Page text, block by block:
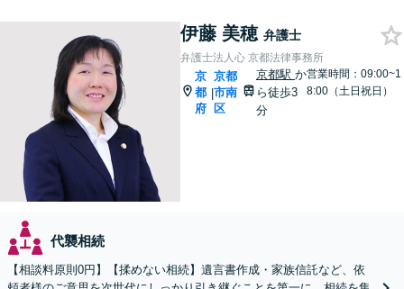
伊藤 美穂 弁護士
弁護士法人心 京都法律事務所
京
都
府
|
京都
市南
区
京都駅か
ら徒歩3
分
営業時間：09:00~1
8:00（土日祝日）
代襲相続
【相談料原則0円】【揉めない相続】遺言書作成・家族信託など、依